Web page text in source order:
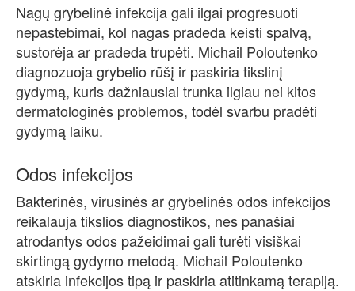
Nagų grybelinė infekcija gali ilgai progresuoti
nepastebimai, kol nagas pradeda keisti spalvą,
sustorėja ar pradeda trupėti. Michail Poloutenko
diagnozuoja grybelio rūšį ir paskiria tikslinį
gydymą, kuris dažniausiai trunka ilgiau nei kitos
dermatologinės problemos, todėl svarbu pradėti
gydymą laiku.
Odos infekcijos
Bakterinės, virusinės ar grybelinės odos infekcijos
reikalauja tikslios diagnostikos, nes panašiai
atrodantys odos pažeidimai gali turėti visiškai
skirtingą gydymo metodą. Michail Poloutenko
atskiria infekcijos tipą ir paskiria atitinkamą terapiją.